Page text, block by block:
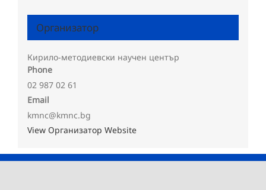
Организатор
Кирило-методиевски научен център
Phone
02 987 02 61
Email
kmnc@kmnc.bg
View Организатор Website